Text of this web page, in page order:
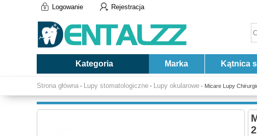
Logowanie Rejestracja
Kategoria Marka Kątnica
Strona główna - Lupy stomatologiczne - Lupy okularowe - Micare Lupy